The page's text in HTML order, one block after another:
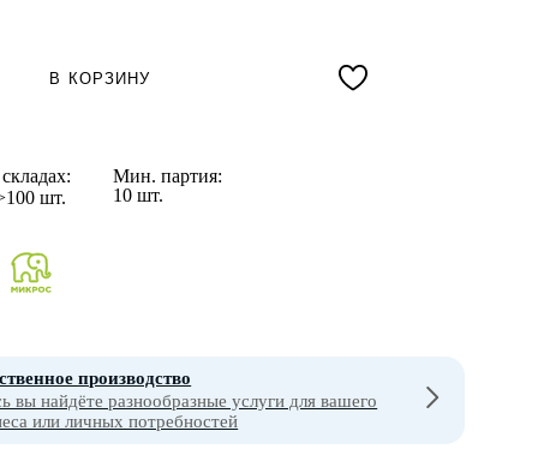
В КОРЗИНУ
шт.
Мин. партия:
10 шт.
производство
вы найдёте разнообразные услуги для вашего
или личных потребностей